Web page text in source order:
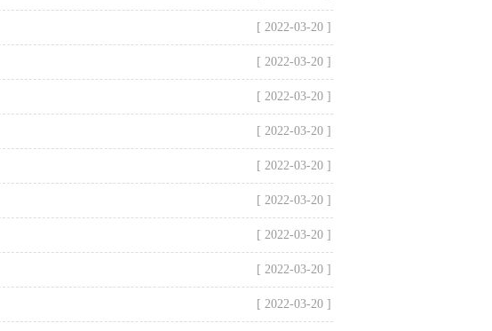
[ 2022-03-20 ]
[ 2022-03-20 ]
[ 2022-03-20 ]
[ 2022-03-20 ]
[ 2022-03-20 ]
[ 2022-03-20 ]
[ 2022-03-20 ]
[ 2022-03-20 ]
[ 2022-03-20 ]